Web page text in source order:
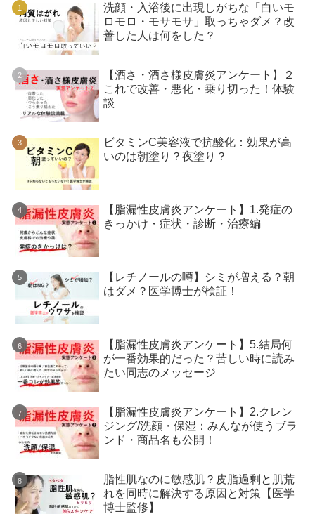
洗顔・入浴後に出現しがちな「白いモ
ロモロ・モサモサ」取っちゃダメ？改
善した人は何をした？
【酒さ・酒さ様皮膚炎アンケート】２
これで改善・悪化・乗り切った！体験
談
ビタミンC美容液で抗酸化：効果が高
いのは朝塗り？夜塗り？
【脂漏性皮膚炎アンケート】1.発症の
きっかけ・症状・診断・治療編
【レチノールの噂】シミが増える？朝
はダメ？医学博士が検証！
【脂漏性皮膚炎アンケート】5.結局何
が一番効果的だった？苦しい時に読み
たい同志のメッセージ
【脂漏性皮膚炎アンケート】2.クレン
ジング/洗顔・保湿：みんなが使うブラ
ンド・商品名も公開！
脂性肌なのに敏感肌？皮脂過剰と肌荒
れを同時に解決する原因と対策【医学
博士監修】